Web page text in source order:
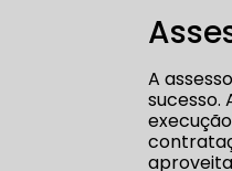
A
sucesso.